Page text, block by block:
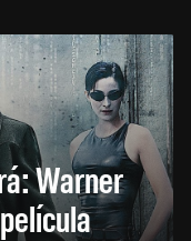
Warner